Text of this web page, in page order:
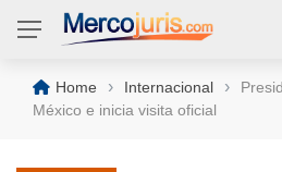
Home › Internacional ›
México e inicia visita oficial